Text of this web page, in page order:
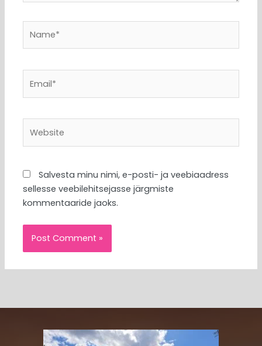
Salvesta minu nimi, e-posti- ja veebiaadress
sellesse veebilehitsejasse järgmiste
kommentaaride jaoks.